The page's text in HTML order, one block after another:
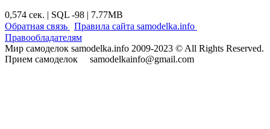
0,574 сек. | SQL -98 | 7.77MB
Обратная связь
Правила сайта samodelka.info
Правообладателям
Мир самоделок samodelka.info 2009-2023 © All Rights Reserved.
Прием самоделок samodelkainfo@gmail.com